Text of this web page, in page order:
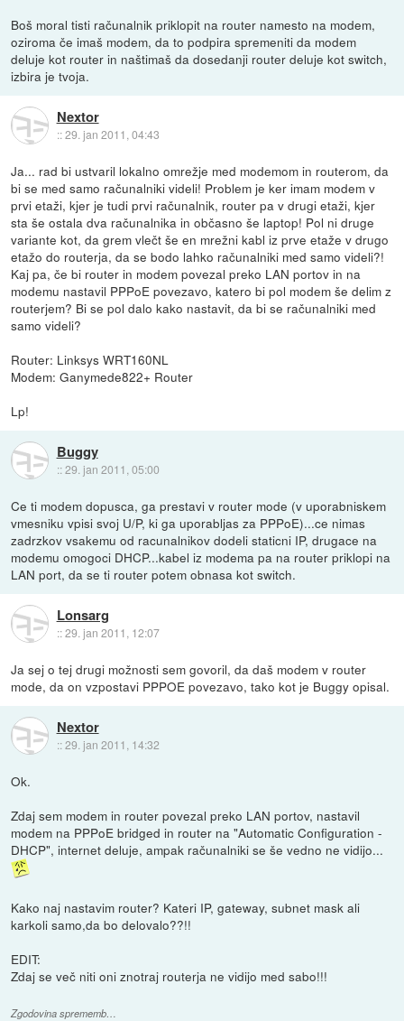
Boš moral tisti računalnik priklopit na router namesto na modem,
oziroma če imaš modem, da to podpira spremeniti da modem
deluje kot router in naštimaš da dosedanji router deluje kot switch,
izbira je tvoja.
Nextor
::29. jan 2011, 04:43
Ja... rad bi ustvaril lokalno omrežje med modemom in routerom, da
bi se med samo računalniki videli! Problem je ker imam modem v
prvi etaži, kjer je tudi prvi računalnik, router pa v drugi etaži, kjer
sta še ostala dva računalnika in občasno še laptop! Pol ni druge
variante kot, da grem vlečt še en mrežni kabl iz prve etaže v drugo
etažo do routerja, da se bodo lahko računalniki med samo videli?!
Kaj pa, če bi router in modem povezal preko LAN portov in na
modemu nastavil PPPoE povezavo, katero bi pol modem še delim z
routerjem? Bi se pol dalo kako nastavit, da bi se računalniki med
samo videli?
Router: Linksys WRT160NL
Modem: Ganymede822+ Router
Lp!
Buggy
::29. jan 2011, 05:00
Ce ti modem dopusca, ga prestavi v router mode (v uporabniskem
vmesniku vpisi svoj U/P, ki ga uporabljas za PPPoE)...ce nimas
zadrzkov vsakemu od racunalnikov dodeli staticni IP, drugace na
modemu omogoci DHCP...kabel iz modema pa na router priklopi na
LAN port, da se ti router potem obnasa kot switch.
Lonsarg
::29. jan 2011, 12:07
Ja sej o tej drugi možnosti sem govoril, da daš modem v router
mode, da on vzpostavi PPPOE povezavo, tako kot je Buggy opisal.
Nextor
::29. jan 2011, 14:32
Ok.
Zdaj sem modem in router povezal preko LAN portov, nastavil
modem na PPPoE bridged in router na "Automatic Configuration -
DHCP", internet deluje, ampak računalniki se še vedno ne vidijo...
Kako naj nastavim router? Kateri IP, gateway, subnet mask ali
karkoli samo,da bo delovalo??!!
EDIT:
Zdaj se več niti oni znotraj routerja ne vidijo med sabo!!!
Zgodovina sprememb…